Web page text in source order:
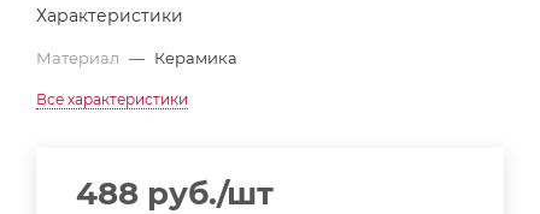
Характеристики
Материал — Керамика
Все характеристики
488 руб./шт